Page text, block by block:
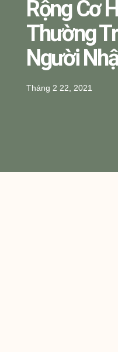
Rộng Cơ
Thường
Người
Tháng 2 22, 2021